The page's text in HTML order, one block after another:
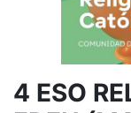
4 ESO